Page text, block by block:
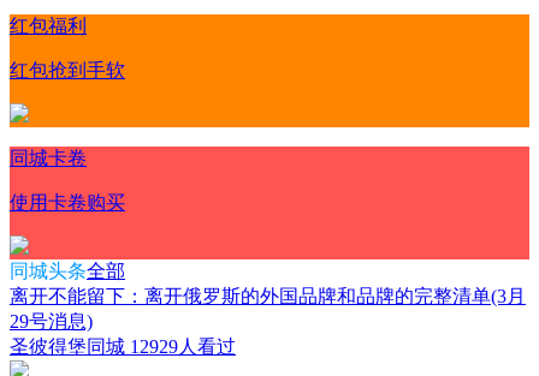
红包福利
红包抢到手软
同城卡卷
使用卡卷购买
同城头条全部
离开不能留下：离开俄罗斯的外国品牌和品牌的完整清单(3月
29号消息)
圣彼得堡同城 12929人看过